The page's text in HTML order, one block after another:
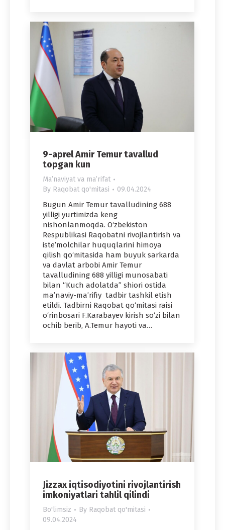
9-aprel Amir Temur tavallud
topgan kun
Maʼnaviyat va maʼrifat
By Raqobat qo'mitasi 09.04.2024
Bugun Amir Temur tavalludining 688
yilligi yurtimizda keng
nishonlanmoqda. O‘zbekiston
Respublikasi Raqobatni rivojlantirish va
iste’molchilar huquqlarini himoya
qilish qo‘mitasida ham buyuk sarkarda
va davlat arbobi Amir Temur
tavalludining 688 yilligi munosabati
bilan “Kuch adolatda” shiori ostida
ma’naviy-ma’rifiy tadbir tashkil etish
etildi. Tadbirni Raqobat qo‘mitasi raisi
o‘rinbosari F.Karabayev kirish so‘zi bilan
ochib berib, A.Temur hayoti va…
Jizzax iqtisodiyotini rivojlantirish
imkoniyatlari tahlil qilindi
Bo'limsiz By Raqobat qo'mitasi
09.04.2024